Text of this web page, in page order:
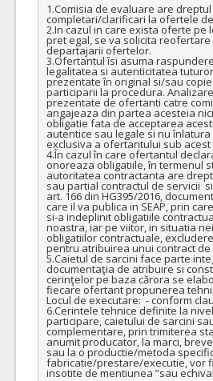
1.Comisia de evaluare are
completari/clarificari la ofertele
2.In cazul in care exista oferte pe
pret egal, se va solicita reofertare
departajarii ofertelor.
3.Ofertantul îsi asuma
legalitatea si autenticitatea
prezentate în original si/sau
participarii la procedura.
prezentate de ofertanti catre
angajeaza din partea acesteia
obligatie fata de acceptarea
autentice sau legale si nu
exclusiva a ofertantului sub acest
4.În cazul în care ofertantul
onoreaza obligatiile, în termenul
autoritatea contractanta are
sau partial contractul de servicii
art. 166 din HG395/2016,
care il va publica in SEAP, prin
si-a indeplinit obligatiile
noastra, iar pe viitor, in situatia
obligatiilor contractuale,
pentru atribuirea unui contract de
5.Caietul de sarcini face parte
documentaţia de atribuire si
cerinţelor pe baza cărora se
fiecare ofertant propunerea
Locul de executare:  - conform
6.Cerintele tehnice definite la
participare, caietului de sarcini
complementare, prin trimiterea
anumit producator, la marci,
sau la o productie/metoda
fabricatie/prestare/executie, vor
insotite de mentiunea ”sau